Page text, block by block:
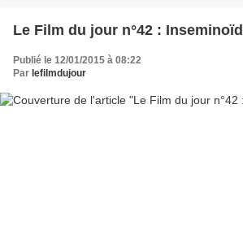
Le Film du jour n°42 : Inseminoïd
Publié le 12/01/2015 à 08:22
Par lefilmdujour